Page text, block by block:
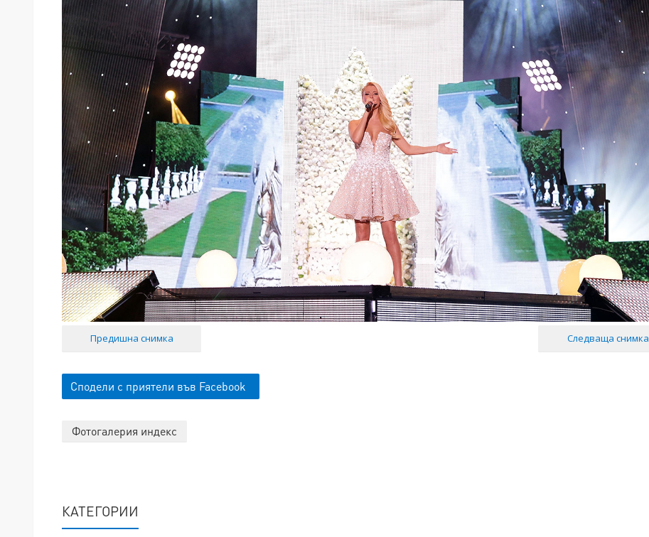
Предишна снимка Следваща снимка
Сподели с приятели във Facebook
Фотогалерия индекс
КАТЕГОРИИ